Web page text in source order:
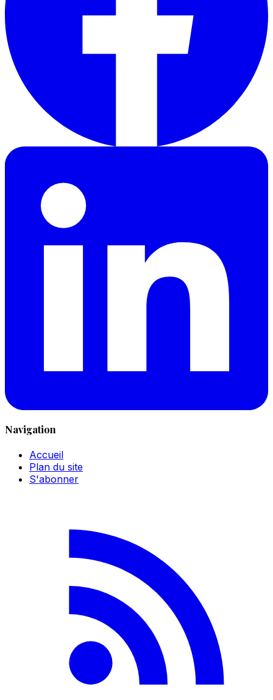
Navigation
Accueil
Plan du site
S'abonner